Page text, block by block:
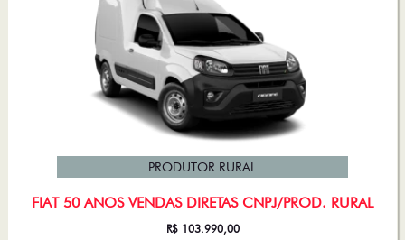
FIAT 50 ANOS VENDAS DIRETAS CNPJ/PROD. RURAL
PRODUTOR RURAL
R$ 103.990,00